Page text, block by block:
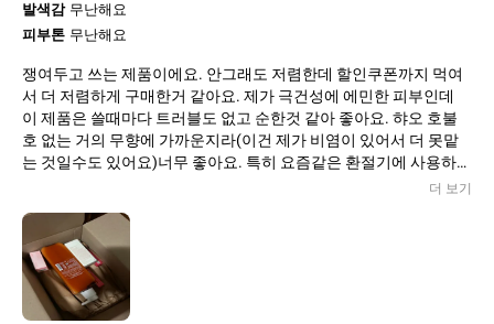
발색감 무난해요
피부톤 무난해요
쟁여두고 쓰는 제품이에요. 안그래도 저렴한데 할인쿠폰까지 먹여
서 더 저렴하게 구매한거 같아요. 제가 극건성에 에민한 피부인데
이 제품은 쓸때마다 트러블도 없고 순한것 같아 좋아요. 햐오 호불
호 없는 거의 무향에 가까운지라(이건 제가 비염이 있어서 더 못맡
는 것일수도 있어요)너무 좋아요. 특히 요즘같은 환절기에 사용하기
너무 좋아요. 패키징도 너무 귀엽구요. 쓸데없이 포장지만 거창하거
있는 용기도 마음에 들어요. 금방쓸거 같은데 할인하면 쟁이려구요
더 보기